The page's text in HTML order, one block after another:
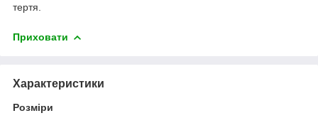
тертя.
Приховати
Характеристики
Розміри